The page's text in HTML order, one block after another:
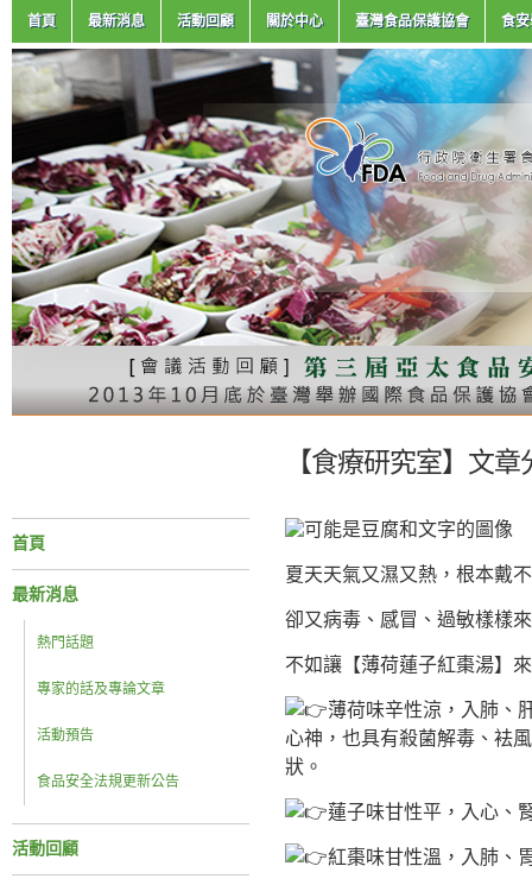
首頁 最新消息 活動回顧 關於中心 臺灣食品保護協會 食
【食療研究室】文
首頁
最新消息
熱門話題
專家的話及專論文章
活動預告
食品安全法規更新公告
活動回顧
夏天天氣又濕又熱，根本戴
卻又病毒、感冒、過敏樣樣
不如讓【薄荷蓮子紅棗湯】
薄荷味辛性涼，入肺、
心神，也具有殺菌解毒、袪
狀。
蓮子味甘性平，入心、
紅棗味甘性溫，入肺、